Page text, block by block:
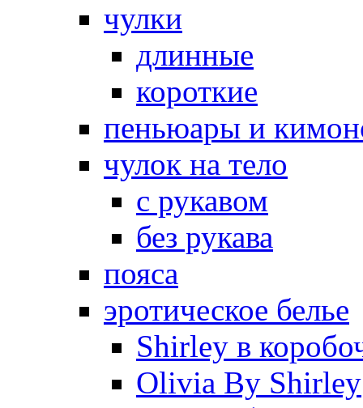
чулки
длинные
короткие
пеньюары и
чулок на тело
с рукавом
без рукава
пояса
эротическое белье
Shirley в
Olivia By Shirley